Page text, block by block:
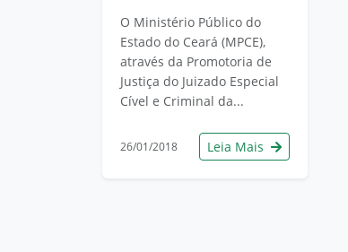
O Ministério Público do
Estado do Ceará (MPCE),
através da Promotoria de
Justiça do Juizado Especial
Cível e Criminal da...
26/01/2018 Leia Mais